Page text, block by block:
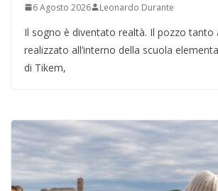
6 Agosto 2026 Leonardo Durante
Il sogno è diventato realtà. Il pozzo
realizzato all’interno della scuola
di Tikem,